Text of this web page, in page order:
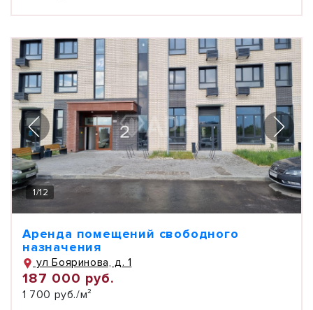
1/12
Аренда помещений свободного
назначения
ул Бояринова, д. 1
187 000 руб.
1 700 руб./м²